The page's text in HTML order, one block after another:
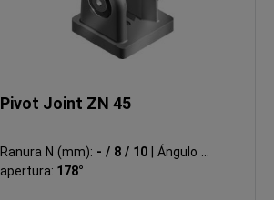
Pivot Joint ZN 45
Ranura N (mm): - / 8 / 10
Ángulo de
apertura: 178°